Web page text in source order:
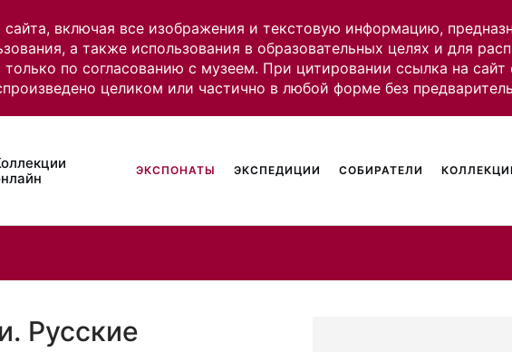
включая все изображения и текстовую информацию,
а также использования в образовательных целях и для
только по согласованию с музеем. При цитировании ссылка на
целиком или частично в любой форме без
ЭКСПОНАТЫ ЭКСПЕДИЦИИ СОБИРАТЕЛИ
Русские